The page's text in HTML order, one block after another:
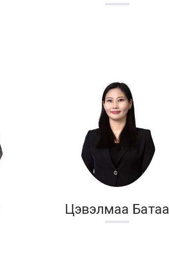
Цэвэлмаа Батаа